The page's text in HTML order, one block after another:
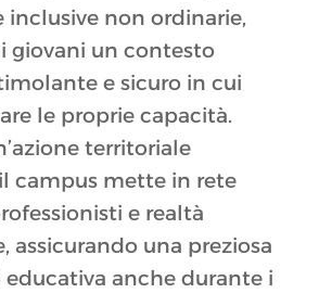
inclusive non ordinarie,
giovani un contesto
e sicuro in cui
le proprie capacità.
territoriale
campus mette in rete
e realtà
assicurando una preziosa
anche durante i